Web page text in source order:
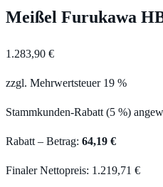
Meißel Furukawa
1.283,90 €
zzgl. Mehrwertsteuer 19 %
Stammkunden-Rabatt (5 %)
Rabatt – Betrag: 64,19 €
Finaler Nettopreis: 1.219,71 €